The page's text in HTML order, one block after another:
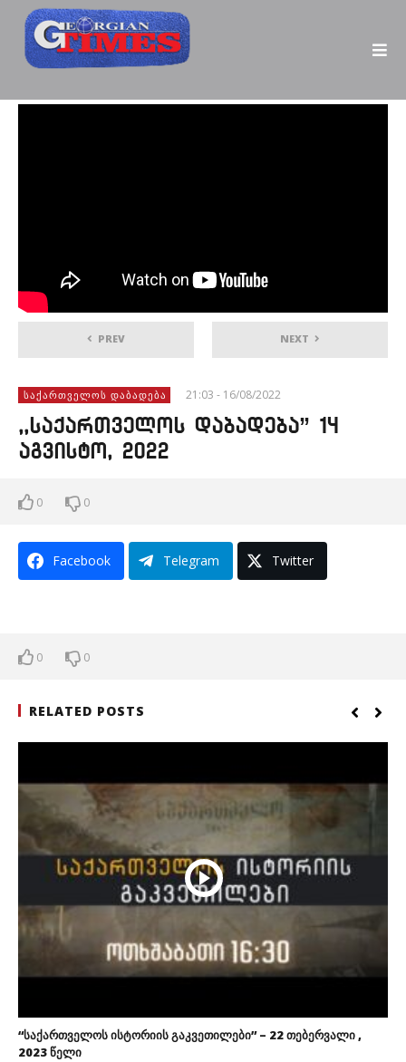
PREV NEXT
ᲡᲐᲥᲐᲠᲗᲕᲔᲚᲝᲡ ᲓᲐᲑᲐᲓᲔᲑᲐ 21:03 - 16/08/2022
,,საქართველოს დაბადება” 14
აგვისტო, 2022
0 0
Facebook Telegram Twitter
0 0
RELATED POSTS
“საქართველოს ისტორიის გაკვეთილები” – 22 თებერვალი ,
2023 წელი